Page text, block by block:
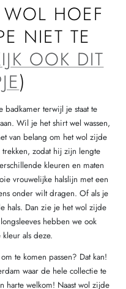
HOEF
NIET TE
OOK DIT
)
badkamer terwijl je staat te
Wil je het shirt wel wassen,
van belang om het wol zijde
zodat hij zijn lengte
kleuren en maten
vrouwelijke halslijn met een
onder wilt dragen. Of als je
hals. Dan zie je het wol zijde
hebben we ook
als deze.
te komen passen? Dat kan!
waar de hele collectie te
harte welkom! Naast wol zijde